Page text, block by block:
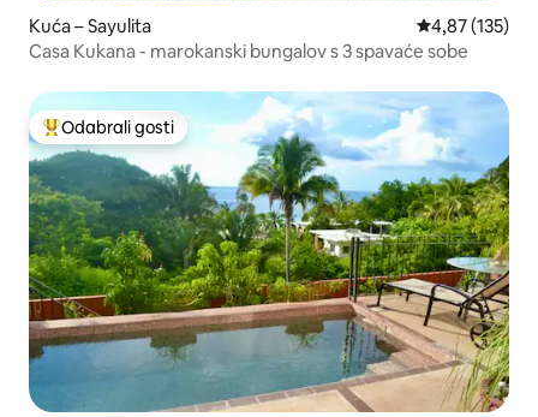
Kuća – Sayulita Prosječna
4,87 (135)
Casa Kukana - marokanski bungalov s 3 spavaće sobe
Među najviše rangiranima s oznakom „Odabrali gosti”
Odabrali gosti